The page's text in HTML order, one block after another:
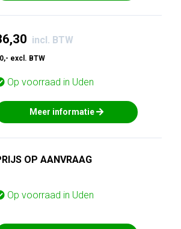
incl. BTW
excl. BTW
Op voorraad in Uden
Meer informatie
OP AANVRAAG
Op voorraad in Uden